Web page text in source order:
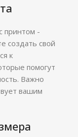
принтом -
создать свой
к
помогут
Важно
вашим